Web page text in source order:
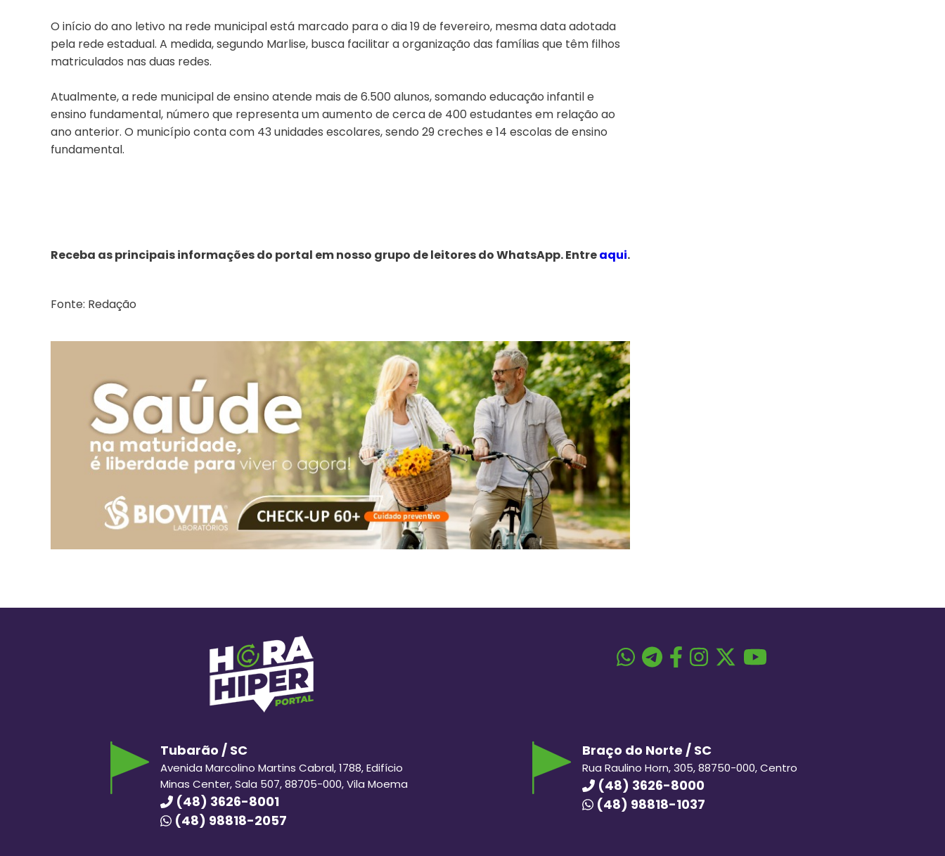
O início do ano letivo na rede municipal está marcado para o dia 19 de fevereiro, mesma data adotada
pela rede estadual. A medida, segundo Marlise, busca facilitar a organização das famílias que têm filhos
matriculados nas duas redes.
Atualmente, a rede municipal de ensino atende mais de 6.500 alunos, somando educação infantil e
ensino fundamental, número que representa um aumento de cerca de 400 estudantes em relação ao
ano anterior. O município conta com 43 unidades escolares, sendo 29 creches e 14 escolas de ensino
fundamental.
Receba as principais informações do portal em nosso grupo de leitores do WhatsApp. Entreaqui.
Fonte: Redação
Tubarão / SC
Avenida Marcolino Martins Cabral, 1788, Edifício
Minas Center, Sala 507, 88705-000, Vila Moema
(48) 3626-8001
(48) 98818-2057
Braço do Norte / SC
Rua Raulino Horn, 305, 88750-000, Centro
(48) 3626-8000
(48) 98818-1037